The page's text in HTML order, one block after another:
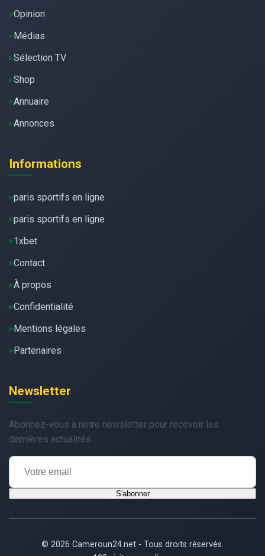
Opinion
Médias
Sélection TV
Shop
Annuaire
Annonces
Informations
paris sportifs en ligne
paris sportifs en ligne
1xbet
Contact
À propos
Confidentialité
Mentions légales
Partenaires
Newsletter
Abonnez-vous à notre newsletter pour recevoir les
dernières actualités.
S'abonner
© 2026 Cameroun24.net - Tous droits réservés.